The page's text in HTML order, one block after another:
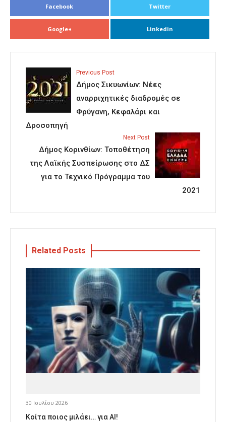
Facebook Twitter
Google+ Linkedin
Previous Post
Δήμος Σικυωνίων: Νέες
αναρριχητικές διαδρομές σε
Φρύγανη, Κεφαλάρι και
Δροσοπηγή
Next Post
Δήμος Κορινθίων: Τοποθέτηση
της Λαϊκής Συσπείρωσης στο ΔΣ
για το Τεχνικό Πρόγραμμα του
2021
Related Posts
30 Ιουλίου 2026
Κοίτα ποιος μιλάει… για AI!